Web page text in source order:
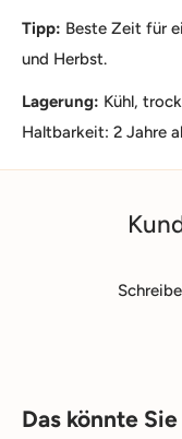
Tipp: Beste Zeit für
und Herbst.
Lagerung: Kühl,
Haltbarkeit: 2 Jahre
Das könnte